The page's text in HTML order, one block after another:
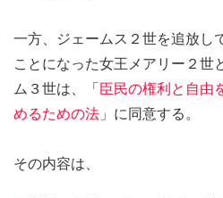
一方、ジェームス２世を追放し
ことになった女王メアリー２世
ム３世は、「 臣民の権利と自由
めるための法 」に同意する。
その内容は、